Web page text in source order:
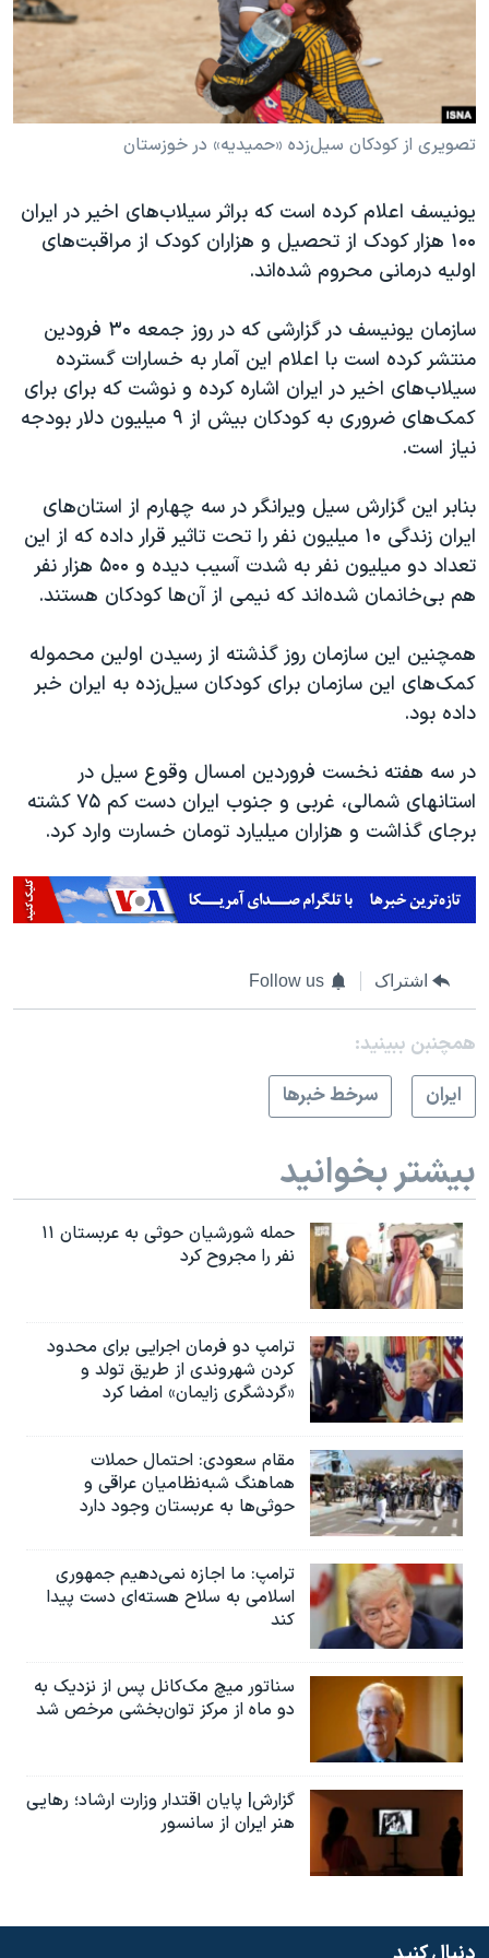
فرهنگ و زندگی
حقوق شهروندی
علم و فناوری
گالری عکس
آرشیو پخش زنده
مستندها
انتخابات ریاست جمهوری آمریکا ۲۰۲۴
حمله جمهوری اسلامی به اسرائیل
رمز مهسا
اعتراضات زن، زندگی، آزادی
مجموعه مستندهای دادخواهی
دادگاه حمید نوری
چهل سال گروگان‌گیری
قانون شفافیت دارائی کادر رهبری ایران
اعتراضات مردمی آبان ۹۸
اسرائیل در جنگ
نرگس محمدی برنده جایزه نوبل صلح
همایش محافظه‌کاران آمریکا «سی‌پک»
صفحه‌های ویژه
سفر پرزیدنت ترامپ به چین
دنبال کنید
تصویری از کودکان سیل‌زده «حمیدیه» در خوزستان
یونیسف اعلام کرده است که براثر سیلاب‌های اخیر در ایران
۱۰۰ هزار کودک از تحصیل و هزاران کودک از مراقبت‌های
اولیه درمانی محروم شده‌اند.
سازمان یونیسف در گزارشی که در روز جمعه ۳۰ فرودین
منتشر کرده است با اعلام این آمار به خسارات گسترده
سیلاب‌های اخیر در ایران اشاره کرده و نوشت که برای برای
کمک‌های ضروری به کودکان بیش از ۹ میلیون دلار بودجه
نیاز است.
بنابر این گزارش سیل ویرانگر در سه چهارم از استان‌های
ایران زندگی ۱۰ میلیون نفر را تحت تاثیر قرار داده که از این
تعداد دو میلیون نفر به شدت آسیب دیده و ۵۰۰ هزار نفر
هم بی‌خانمان شده‌اند که نیمی از آن‌ها کودکان هستند.
همچنین این سازمان روز گذشته از رسیدن اولین محموله
کمک‌های این سازمان برای کودکان سیل‌زده به ایران خبر
داده بود.
در سه هفته نخست فروردین امسال وقوع سیل در
استانهای شمالی، غربی و جنوب ایران دست کم ۷۵ کشته
برجای گذاشت و هزاران میلیارد تومان خسارت وارد کرد.
اشتراک Follow us
همچنبن ببینید:
ايران
سرخط خبرها
بیشتر بخوانید
حمله شورشیان حوثی به عربستان ۱۱
نفر را مجروح کرد
ترامپ دو فرمان اجرایی برای محدود
کردن شهروندی از طریق تولد و
«گردشگری زایمان» امضا کرد
مقام سعودی: احتمال حملات
هماهنگ شبه‌نظامیان عراقی و
حوثی‌ها به عربستان وجود دارد
ترامپ: ما اجازه نمی‌دهیم جمهوری
اسلامی به سلاح هسته‌ای دست پیدا
کند
سناتور میچ مک‌کانل پس از نزدیک به
دو ماه از مرکز توان‌بخشی مرخص شد
گزارش| پایان اقتدار وزارت ارشاد؛ رهایی
هنر ایران از سانسور